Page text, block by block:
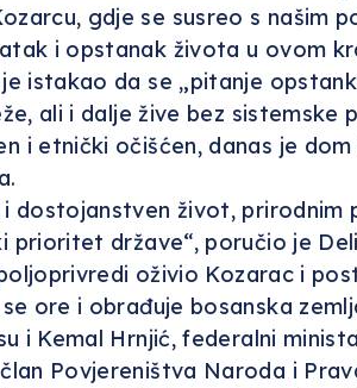
gdje se susreo s
i opstanak života u ovom
istakao da se „pitanje
ali i dalje žive bez sistemske
i etnički očišćen, danas je
dostojanstven život,
države“, poručio je
oživio Kozarac i
ore i obrađuje bosanska
i Kemal Hrnjić, federalni
Povjereništva Naroda i